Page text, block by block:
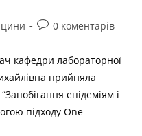
0 коментарів
кафедри лабораторної
прийняла
епідеміям і
підходу One